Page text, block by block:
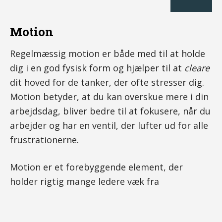
Motion
Regelmæssig motion er både med til at holde
dig i en god fysisk form og hjælper til at cleare
dit hoved for de tanker, der ofte stresser dig.
Motion betyder, at du kan overskue mere i din
arbejdsdag, bliver bedre til at fokusere, når du
arbejder og har en ventil, der lufter ud for alle
frustrationerne.
Motion er et forebyggende element, der
holder rigtig mange ledere væk fra